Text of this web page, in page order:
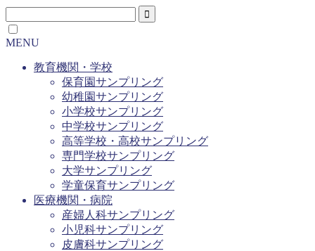
MENU
教育機関・学校
保育園サンプリング
幼稚園サンプリング
小学校サンプリング
中学校サンプリング
高等学校・高校サンプリング
専門学校サンプリング
大学サンプリング
学童保育サンプリング
医療機関・病院
産婦人科サンプリング
小児科サンプリング
皮膚科サンプリング